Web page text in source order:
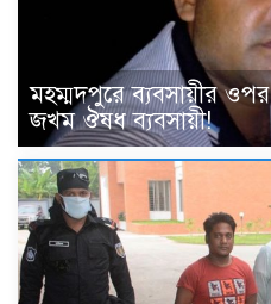
মহম্মদপুরে ব্যবসায়ীর ওপর
জখম ঔষধ ব্যবসায়ী!